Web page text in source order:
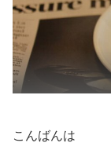
こんばんは